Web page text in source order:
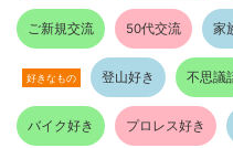
ご新規交流 50代交流 家
好きなもの 登山好き 不思議
バイク好き プロレス好き